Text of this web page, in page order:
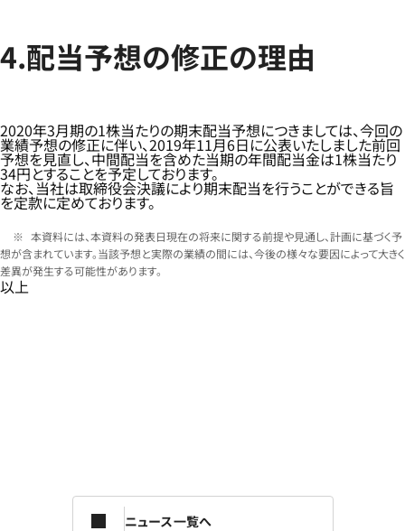
4.配当予想の修正の理由
2020年3月期の1株当たりの期末配当予想につきましては、今回の
業績予想の修正に伴い、2019年11月6日に公表いたしました前回
予想を見直し、中間配当を含めた当期の年間配当金は1株当たり
34円とすることを予定しております。
なお、当社は取締役会決議により期末配当を行うことができる旨
を定款に定めております。
本資料には、本資料の発表日現在の将来に関する前提や見通し、計画に基づく予
想が含まれています。当該予想と実際の業績の間には、今後の様々な要因によって大きく
差異が発生する可能性があります。
以上
ニュース一覧へ